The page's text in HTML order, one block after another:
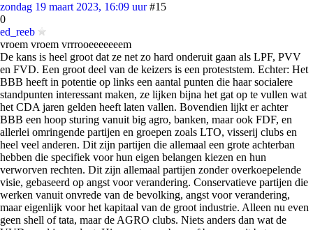
zondag 19 maart 2023, 16:09 uur #15
0
ed_reeb
vroem vroem vrrrooeeeeeeem
De kans is heel groot dat ze net zo hard onderuit gaan als LPF, PVV
en FVD. Een groot deel van de keizers is een proteststem. Echter: Het
BBB heeft in potentie op links een aantal punten die haar socialere
standpunten interessant maken, ze lijken bijna het gat op te vullen wat
het CDA jaren gelden heeft laten vallen. Bovendien lijkt er achter
BBB een hoop sturing vanuit big agro, banken, maar ook FDF, en
allerlei omringende partijen en groepen zoals LTO, visserij clubs en
heel veel anderen. Dit zijn partijen die allemaal een grote achterban
hebben die specifiek voor hun eigen belangen kiezen en hun
verworven rechten. Dit zijn allemaal partijen zonder overkoepelende
visie, gebaseerd op angst voor verandering. Conservatieve partijen die
werken vanuit onvrede van de bevolking, angst voor verandering,
maar eigenlijk voor het kapitaal van de groot industrie. Alleen nu even
geen shell of tata, maar de AGRO clubs. Niets anders dan wat de